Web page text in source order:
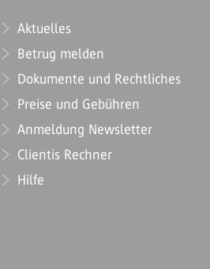
Aktuelles
Betrug melden
Dokumente und Rechtliches
Preise und Gebühren
Anmeldung Newsletter
Clientis Rechner
Hilfe